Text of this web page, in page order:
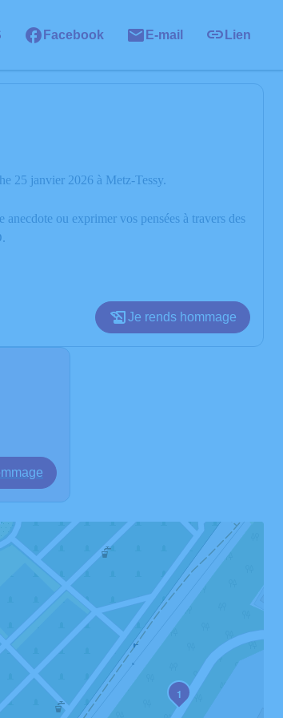
Facebook E-mail Lien
25 janvier 2026 à Metz-Tessy.
ou exprimer vos pensées à travers des
Je rends hommage
1